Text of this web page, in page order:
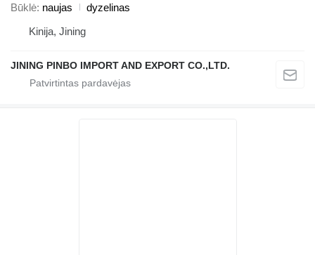
Būklė naujas
dyzelinas
Kinija, Jining
JINING PINBO IMPORT AND EXPORT CO.,LTD.